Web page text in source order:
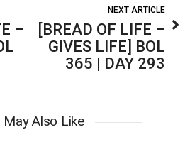
–
NEXT ARTICLE
[BREAD OF LIFE –
GIVES LIFE] BOL
365 | DAY 293
May Also Like